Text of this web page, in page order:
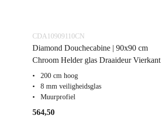
CDA10909110CN
Diamond Douchecabine | 90x90 cm
Chroom Helder glas Draaideur Vierkant
200 cm hoog
8 mm veiligheidsglas
Muurprofiel
564,50